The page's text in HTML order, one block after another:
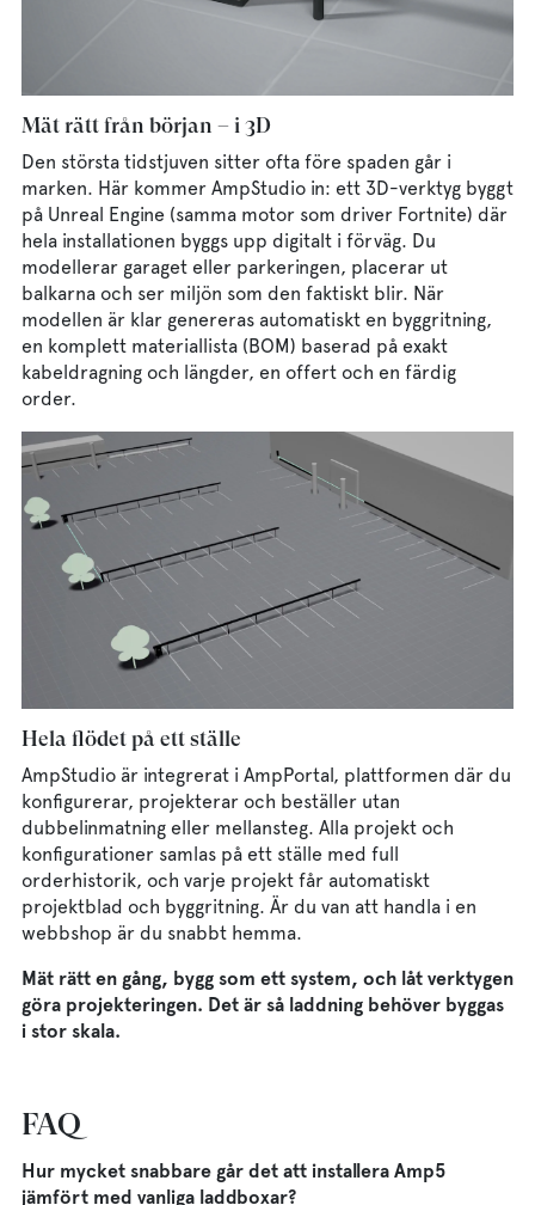
Mät rätt från början – i 3D
Den största tidstjuven sitter ofta före spaden går i
marken. Här kommer AmpStudio in: ett 3D-verktyg byggt
på Unreal Engine (samma motor som driver Fortnite) där
hela installationen byggs upp digitalt i förväg. Du
modellerar garaget eller parkeringen, placerar ut
balkarna och ser miljön som den faktiskt blir. När
modellen är klar genereras automatiskt en byggritning,
en komplett materiallista (BOM) baserad på exakt
kabeldragning och längder, en offert och en färdig
order.
Hela flödet på ett ställe
AmpStudio är integrerat i AmpPortal, plattformen där du
konfigurerar, projekterar och beställer utan
dubbelinmatning eller mellansteg. Alla projekt och
konfigurationer samlas på ett ställe med full
orderhistorik, och varje projekt får automatiskt
projektblad och byggritning. Är du van att handla i en
webbshop är du snabbt hemma.
Mät rätt en gång, bygg som ett system, och låt verktygen
göra projekteringen. Det är så laddning behöver byggas
i stor skala.
FAQ
Hur mycket snabbare går det att installera Amp5
jämfört med vanliga laddboxar?